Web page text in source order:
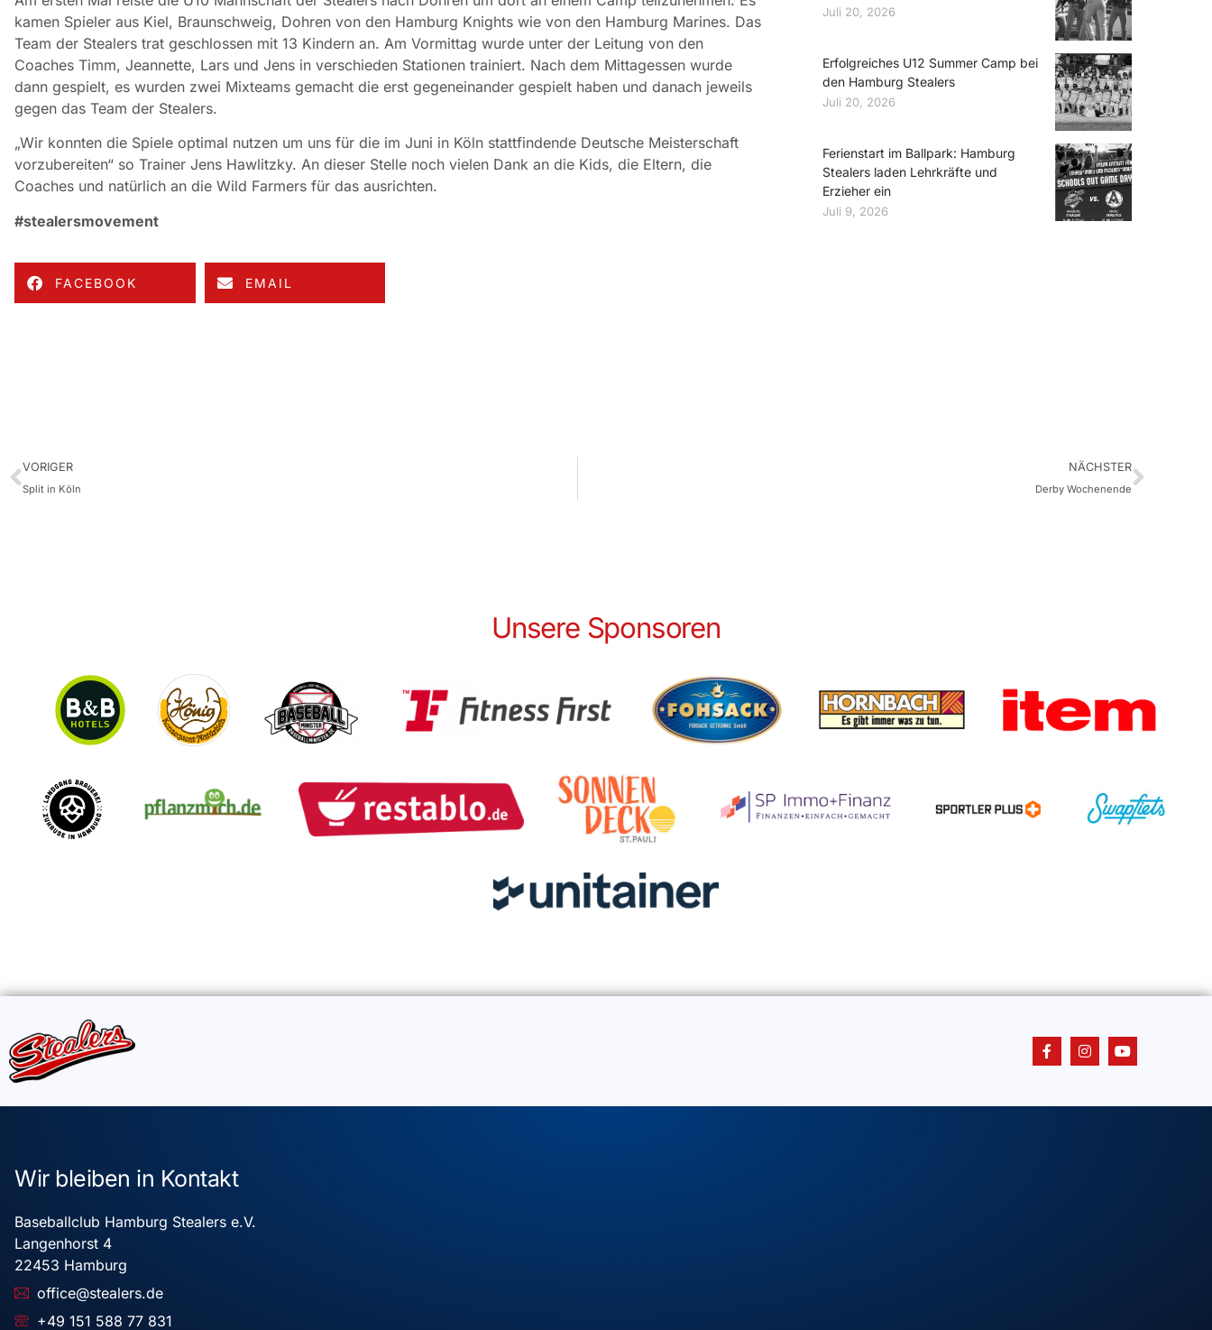
kamen Spieler aus Kiel, Braunschweig, Dohren von den Hamburg Knights wie von den Hamburg Marines. Das
Team der Stealers trat geschlossen mit 13 Kindern an. Am Vormittag wurde unter der Leitung von den
Coaches Timm, Jeannette, Lars und Jens in verschieden Stationen trainiert. Nach dem Mittagessen wurde
dann gespielt, es wurden zwei Mixteams gemacht die erst gegeneinander gespielt haben und danach jeweils
gegen das Team der Stealers.
„Wir konnten die Spiele optimal nutzen um uns für die im Juni in Köln stattfindende Deutsche Meisterschaft
vorzubereiten“ so Trainer Jens Hawlitzky. An dieser Stelle noch vielen Dank an die Kids, die Eltern, die
Coaches und natürlich an die Wild Farmers für das ausrichten.
#stealersmovement
FACEBOOK EMAIL
Juli 20, 2026
Erfolgreiches U12 Summer Camp bei
den Hamburg Stealers
Juli 20, 2026
Ferienstart im Ballpark: Hamburg
Stealers laden Lehrkräfte und
Erzieher ein
Juli 9, 2026
VORIGER
Split in Köln
NÄCHSTER
Derby Wochenende
Unsere Sponsoren
Wir bleiben in Kontakt
Baseballclub Hamburg Stealers e.V.
Langenhorst 4
22453 Hamburg
office@stealers.de
+49 151 588 77 831